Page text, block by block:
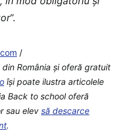
”.
/
România şi oferă gratuit
îşi poate ilustra articolele
Back to school oferă
sau elev să descarce
.